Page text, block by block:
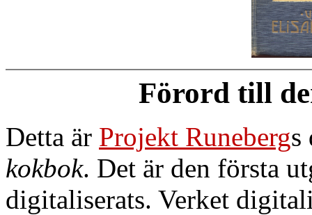
Förord till
Detta är Projekt Runebergs
kokbok. Det är den första
digitaliserats. Verket